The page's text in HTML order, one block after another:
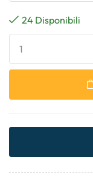
24 Disponibili